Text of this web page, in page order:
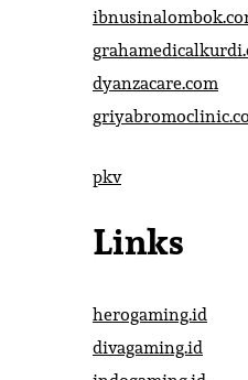
dyanzacare.com
pkv
Links
herogaming.id
divagaming.id